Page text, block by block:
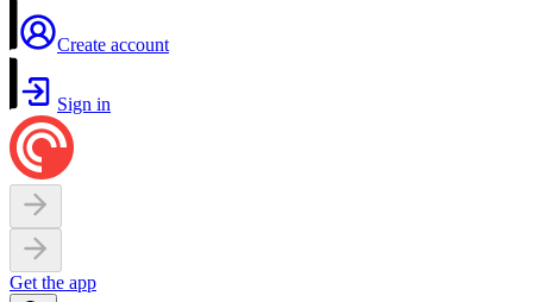
Create account
Sign in
Get the app